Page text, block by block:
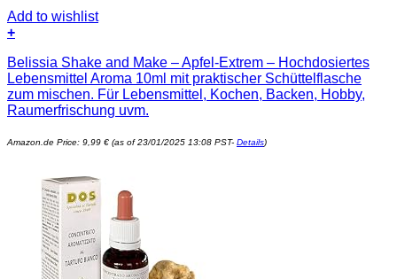
Add to wishlist
+
Belissia Shake and Make – Apfel-Extrem – Hochdosiertes
Lebensmittel Aroma 10ml mit praktischer Schüttelflasche
zum mischen. Für Lebensmittel, Kochen, Backen, Hobby,
Raumerfrischung uvm.
Amazon.de Price: 9,99 € (as of 23/01/2025 13:08 PST- Details)